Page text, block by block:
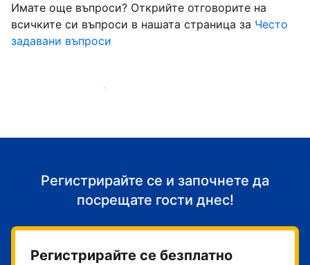
Имате още въпроси? Открийте отговорите на
всичките си въпроси в нашата страница за Често
задавани въпроси
Започнете да приемате гости
Регистрирайте се и започнете да
посрещате гости днес!
Регистрирайте се безплатно